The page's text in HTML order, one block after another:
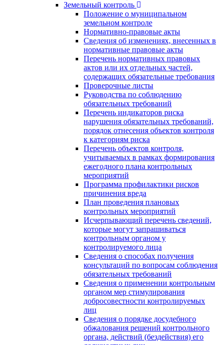
Земельный контроль
Положение о муниципальном
земельном контроле
Нормативно-правовые акты
Сведения об изменениях, внесенных в
нормативные правовые акты
Перечень нормативных правовых
актов или их отдельных частей,
содержащих обязательные требования
Проверочные листы
Руководства по соблюдению
обязательных требований
Перечень индикаторов риска
нарушения обязательных требований,
порядок отнесения объектов контроля
к категориям риска
Перечень объектов контроля,
учитываемых в рамках формирования
ежегодного плана контрольных
мероприятий
Программа профилактики рисков
причинения вреда
План проведения плановых
контрольных мероприятий
Исчерпывающий перечень сведений,
которые могут запрашиваться
контрольным органом у
контролируемого лица
Сведения о способах получения
консультаций по вопросам соблюдения
обязательных требований
Сведения о применении контрольным
органом мер стимулирования
добросовестности контролируемых
лиц
Сведения о порядке досудебного
обжалования решений контрольного
органа, действий (бездействия) его